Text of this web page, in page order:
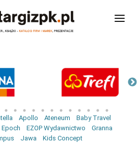
Apollo Ateneum
Baby Travel
Epoch EZOP Wydawnictwo
Granna
Jawa
Kids Concept